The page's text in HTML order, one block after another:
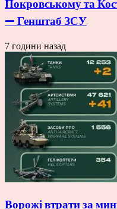
Покровському та
— Генштаб ЗСУ
7 години назад
Ворожі втрати за